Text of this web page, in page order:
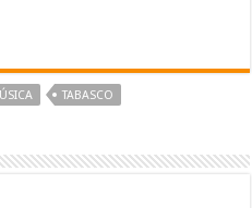
TABASCO